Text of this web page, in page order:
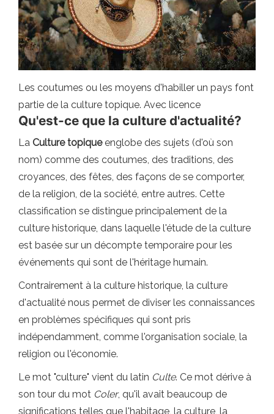
Les coutumes ou les moyens d'habiller un pays font
partie de la culture topique. Avec licence
Qu'est-ce que la culture d'actualité?
La Culture topiqueenglobe des sujets (d'où son
nom) comme des coutumes, des traditions, des
croyances, des fêtes, des façons de se comporter,
de la religion, de la société, entre autres. Cette
classification se distingue principalement de la
culture historique, dans laquelle l'étude de la culture
est basée sur un décompte temporaire pour les
événements qui sont de l'héritage humain.
Contrairement à la culture historique, la culture
d'actualité nous permet de diviser les connaissances
en problèmes spécifiques qui sont pris
indépendamment, comme l'organisation sociale, la
religion ou l'économie.
Le mot "culture" vient du latin Culte. Ce mot dérive à
son tour du mot Coler, qu'il avait beaucoup de
significations telles que l'habitage, la culture, la